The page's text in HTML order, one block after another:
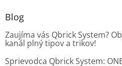
Blog
Zaujíma vás Qbrick System?
kanál plný tipov a trikov!
Sprievodca Qbrick System: